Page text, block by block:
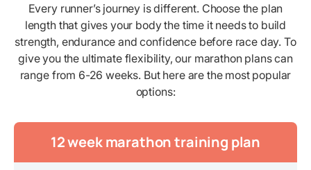
Every runner’s journey is different. Choose the plan
length that gives your body the time it needs to build
strength, endurance and confidence before race day. To
give you the ultimate flexibility, our marathon plans can
range from 6-26 weeks. But here are the most popular
options:
12 week marathon training plan